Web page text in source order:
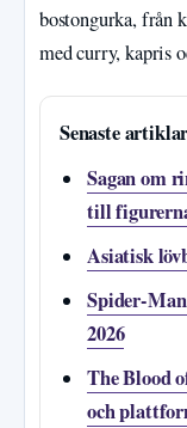
bostongurka, från
med curry, kapris
Senaste artiklar
Sagan om
till
Asiatisk
Spider-
2026
The Blood
och